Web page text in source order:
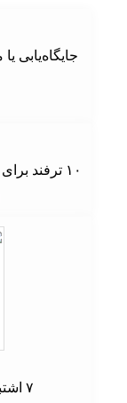
جایگاه‌یابی
۱۰ ترفند برای افزایش ضریب مشارکت در اینستاگرام